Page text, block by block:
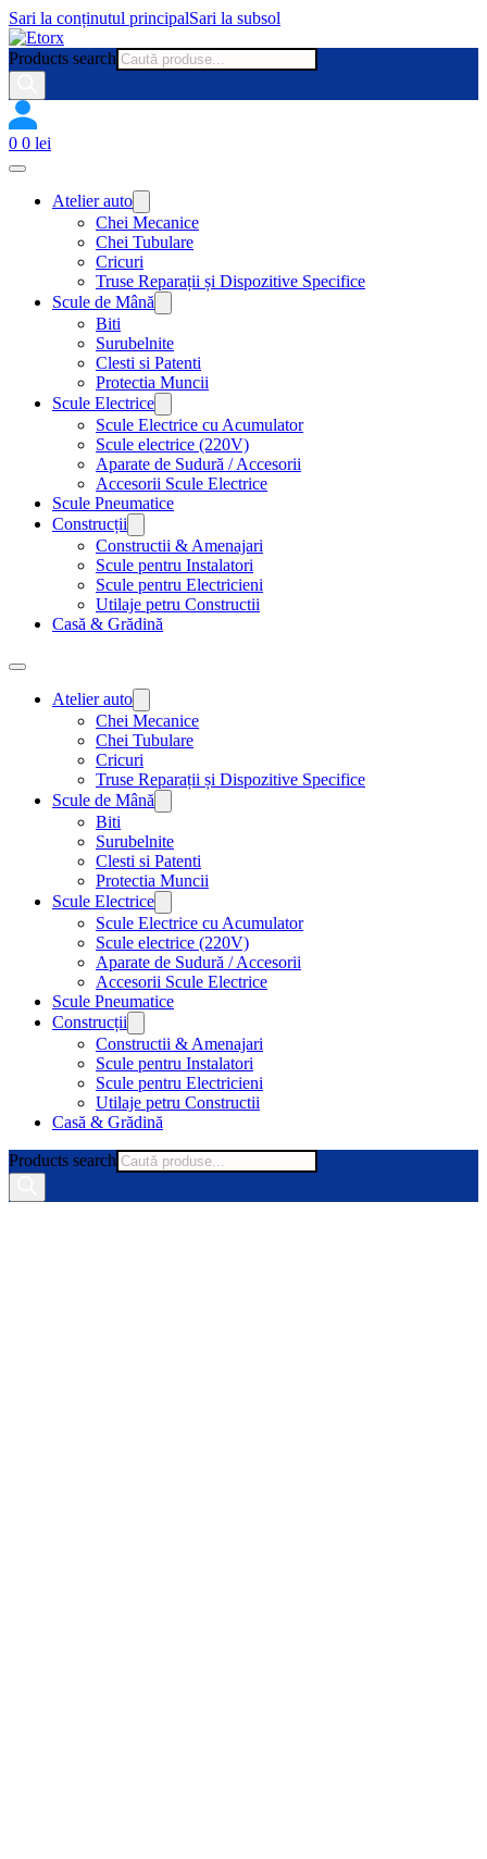
Sari la conținutul principalSari la subsol
Products search
0 0 lei
Atelier auto
Chei Mecanice
Chei Tubulare
Cricuri
Truse Reparații și Dispozitive Specifice
Scule de Mână
Biti
Surubelnite
Clesti si Patenti
Protectia Muncii
Scule Electrice
Scule Electrice cu Acumulator
Scule electrice (220V)
Aparate de Sudură / Accesorii
Accesorii Scule Electrice
Scule Pneumatice
Construcții
Constructii & Amenajari
Scule pentru Instalatori
Scule pentru Electricieni
Utilaje petru Constructii
Casă & Grădină
Atelier auto
Chei Mecanice
Chei Tubulare
Cricuri
Truse Reparații și Dispozitive Specifice
Scule de Mână
Biti
Surubelnite
Clesti si Patenti
Protectia Muncii
Scule Electrice
Scule Electrice cu Acumulator
Scule electrice (220V)
Aparate de Sudură / Accesorii
Accesorii Scule Electrice
Scule Pneumatice
Construcții
Constructii & Amenajari
Scule pentru Instalatori
Scule pentru Electricieni
Utilaje petru Constructii
Casă & Grădină
Products search